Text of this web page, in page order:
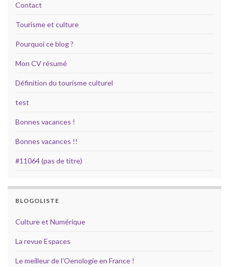
Contact
Tourisme et culture
Pourquoi ce blog ?
Mon CV résumé
Définition du tourisme culturel
test
Bonnes vacances !
Bonnes vacances !!
#11064 (pas de titre)
BLOGOLISTE
Culture et Numérique
La revue Espaces
Le meilleur de l'Oenologie en France !